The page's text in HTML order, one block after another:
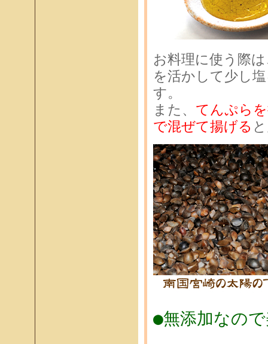
お料理に使う際
を活かして少し
す。
また、 てんぷら
で混ぜて揚げる
●無添加なの